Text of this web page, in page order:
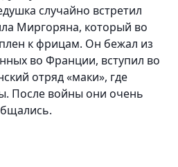
случайно встретил
Миргоряна, который во
к фрицам. Он бежал из
во Франции, вступил во
отряд «маки», где
После войны они очень